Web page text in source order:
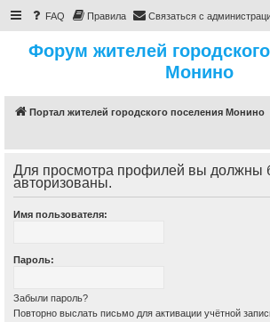
FAQ Правила Связаться с
Форум жителей
Монино
Портал жителей городского поселения Монино
Для просмотра профилей вы должны
авторизованы.
Имя пользователя:
Пароль:
Забыли пароль?
Повторно выслать письмо для активации учётной